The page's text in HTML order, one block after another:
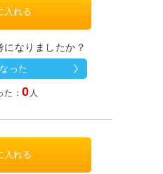
になりましたか？
った
た：0 人